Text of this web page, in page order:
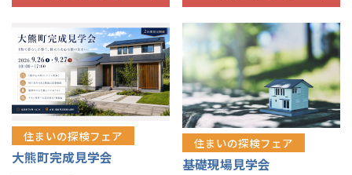
住まいの探検フェア
大熊町完成見学会
住まいの探検フェア
基礎現場見学会